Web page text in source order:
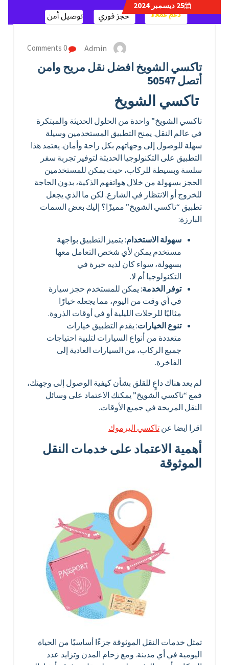
25ديسمبر 2024
Admin
0 Comments
تاكسي الشويخ افضل نقل مريح وامن
أتصل 50547
تاكسي الشويخ
تاكسي الشويخ” واحدة من الحلول الحديثة والمبتكرة
في عالم النقل. يمنح التطبيق المستخدمين وسيلة
سهلة للوصول إلى وجهاتهم بكل راحة وأمان. يعتمد هذا
التطبيق على التكنولوجيا الحديثة لتوفير تجربة سفر
سلسة وبسيطة للركاب، حيث يمكن للمستخدمين
الحجز بسهولة من خلال هواتفهم الذكية، بدون الحاجة
للخروج أو الانتظار في الشارع. لكن ما الذي يجعل
تطبيق “تاكسي الشويخ” مميزًا؟ إليك بعض السمات
البارزة:
سهولة الاستخدام: يتميز التطبيق بواجهة
مستخدم يمكن لأي شخص التعامل معها
بسهولة، سواء كان لديه خبرة في
التكنولوجيا أم لا.
توفر الخدمة: يمكن للمستخدم حجز سيارة
في أي وقت من اليوم، مما يجعله خيارًا
مثاليًا للرحلات الليلية أو في أوقات الذروة.
تنوع الخيارات: يقدم التطبيق خيارات
متعددة من أنواع السيارات لتلبية احتياجات
جميع الركاب، من السيارات العادية إلى
الفاخرة.
لم يعد هناك داعٍ للقلق بشأن كيفية الوصول إلى وجهتك،
فمع “تاكسي الشويخ” يمكنك الاعتماد على وسائل
النقل المريحة في جميع الأوقات.
اقرا ايضا عنتاكسي اليرموك
أهمية الاعتماد على خدمات النقل
الموثوقة
تمثل خدمات النقل الموثوقة جزءًا أساسيًا من الحياة
اليومية في أي مدينة. ومع زحام المدن وتزايد عدد